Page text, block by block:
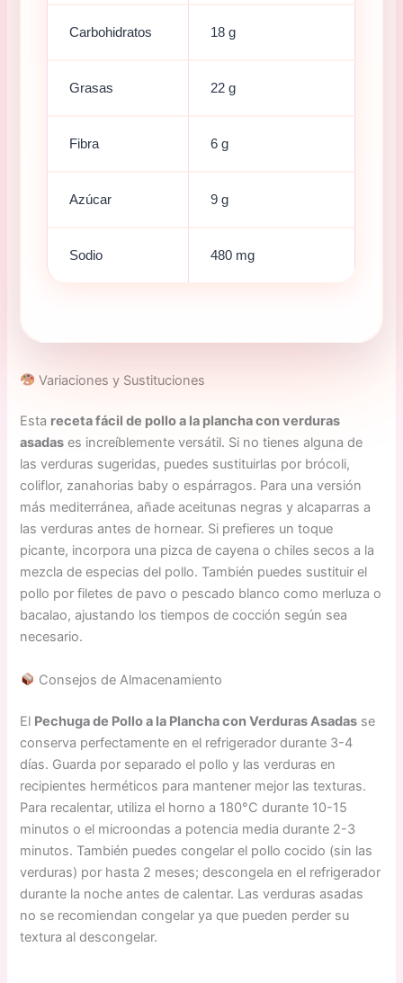
Carbohidratos 18 g
Grasas 22 g
Fibra 6 g
Azúcar 9 g
Sodio 480 mg
Variaciones y Sustituciones
Esta receta fácil de pollo a la plancha con verduras
asadas es increíblemente versátil. Si no tienes alguna de
las verduras sugeridas, puedes sustituirlas por brócoli,
coliflor, zanahorias baby o espárragos. Para una versión
más mediterránea, añade aceitunas negras y alcaparras a
las verduras antes de hornear. Si prefieres un toque
picante, incorpora una pizca de cayena o chiles secos a la
mezcla de especias del pollo. También puedes sustituir el
pollo por filetes de pavo o pescado blanco como merluza o
bacalao, ajustando los tiempos de cocción según sea
necesario.
Consejos de Almacenamiento
El Pechuga de Pollo a la Plancha con Verduras Asadas se
conserva perfectamente en el refrigerador durante 3-4
días. Guarda por separado el pollo y las verduras en
recipientes herméticos para mantener mejor las texturas.
Para recalentar, utiliza el horno a 180°C durante 10-15
minutos o el microondas a potencia media durante 2-3
minutos. También puedes congelar el pollo cocido (sin las
verduras) por hasta 2 meses; descongela en el refrigerador
durante la noche antes de calentar. Las verduras asadas
no se recomiendan congelar ya que pueden perder su
textura al descongelar.